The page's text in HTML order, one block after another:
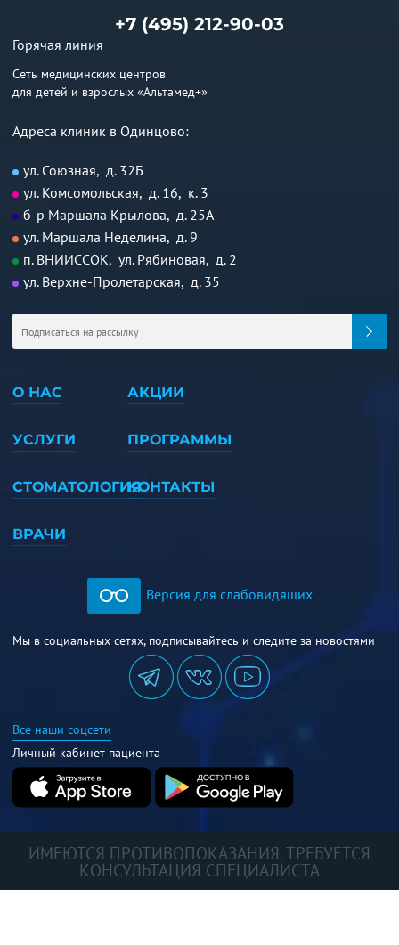
+7 (495) 212-90-03
Горячая линия
Сеть медицинских центров
для детей и взрослых «Альтамед+»
Адреса клиник в Одинцово:
ул. Союзная, д. 32Б
ул. Комсомольская, д. 16, к. 3
б-р Маршала Крылова, д. 25А
ул. Маршала Неделина, д. 9
п. ВНИИССОК, ул. Рябиновая, д. 2
ул. Верхне-Пролетарская, д. 35
О НАС
УСЛУГИ
СТОМАТОЛОГИЯ
ВРАЧИ
АКЦИИ
ПРОГРАММЫ
КОНТАКТЫ
Версия для слабовидящих
Мы в социальных сетях, подписывайтесь и следите за новостями
Все наши соцсети
Личный кабинет пациента
ИМЕЮТСЯ ПРОТИВОПОКАЗАНИЯ. ТРЕБУЕТСЯ
КОНСУЛЬТАЦИЯ СПЕЦИАЛИСТА